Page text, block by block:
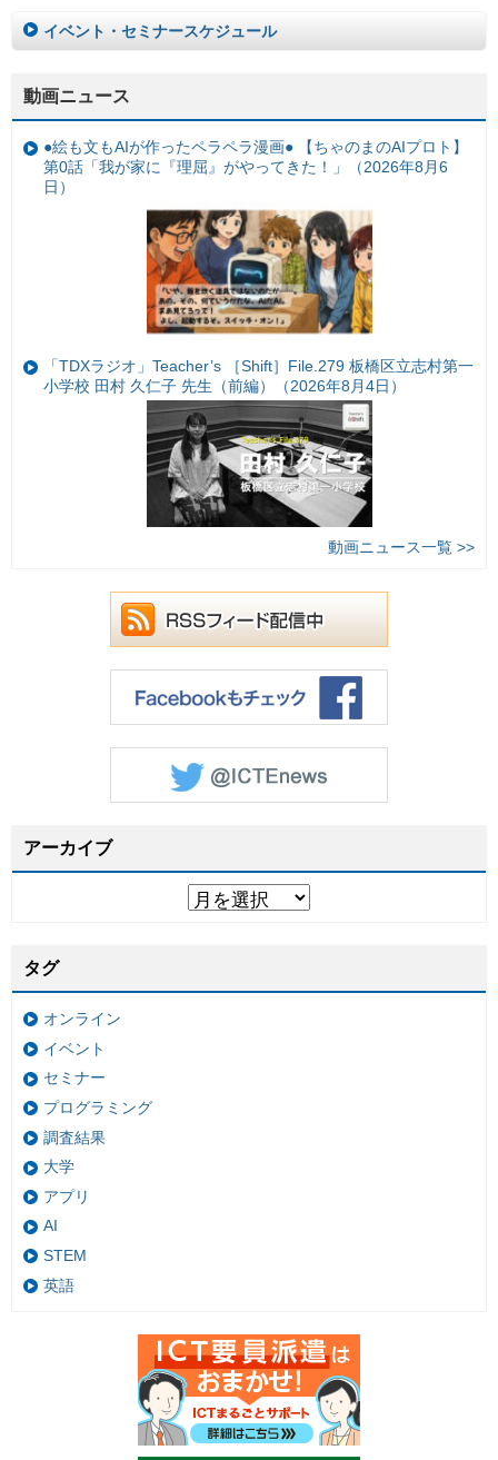
イベント・セミナースケジュール
動画ニュース
●絵も文もAIが作ったペラペラ漫画● 【ちゃのまのAIプロト】
第0話「我が家に『理屈』がやってきた！」（2026年8月6
日）
「TDXラジオ」Teacher’s ［Shift］File.279 板橋区立志村第一
小学校 田村 久仁子 先生（前編）（2026年8月4日）
動画ニュース一覧 >>
アーカイブ
タグ
オンライン
イベント
セミナー
プログラミング
調査結果
大学
アプリ
AI
STEM
英語